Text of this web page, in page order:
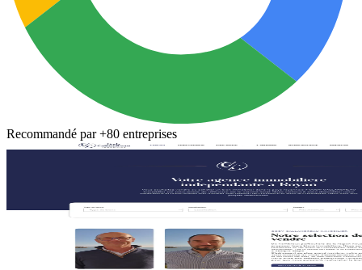
Recommandé par +80 entreprises